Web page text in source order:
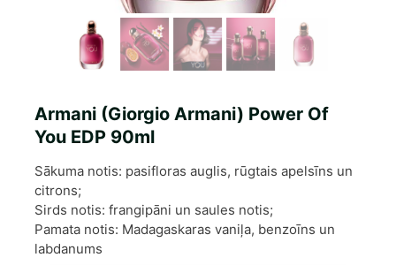
Armani (Giorgio Armani) Power Of
You EDP 90ml
Sākuma notis: pasifloras auglis, rūgtais apelsīns un
citrons;
Sirds notis: frangipāni un saules notis;
Pamata notis: Madagaskaras vaniļa, benzoīns un
labdanums